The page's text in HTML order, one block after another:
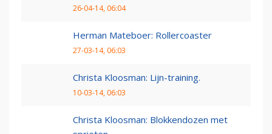
26-04-14, 06:04
Herman Mateboer: Rollercoaster
27-03-14, 06:03
Christa Kloosman: Lijn-training.
10-03-14, 06:03
Christa Kloosman: Blokkendozen met